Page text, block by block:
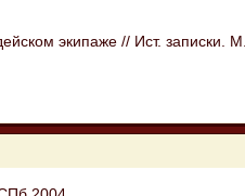
экипаже // Ист. записки.